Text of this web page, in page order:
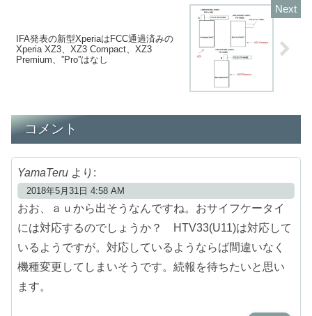
IFA発表の新型XperiaはFCC通過済みの
Xperia XZ3、XZ3 Compact、XZ3
Premium、”Pro”はなし
コメント
YamaTeru より:
2018年5月31日 4:58 AM
おお、ａｕから出そうなんですね。おサイフケータイ
には対応するのでしょうか？ HTV33(U11)は対応して
いるようですが。対応しているようならば間違いなく
機種変更してしまいそうです。続報を待ちたいと思い
ます。